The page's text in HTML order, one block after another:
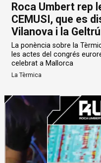
Roca Umbert rep
CEMUSI, que es
Vilanova i la Geltrú
La ponència sobre la
les actes del congrés
celebrat a Mallorca
La Tèrmica